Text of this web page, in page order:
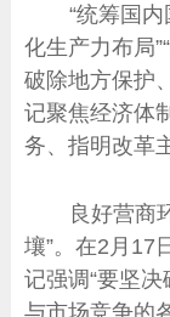
“统筹国
化生产力布局
破除地方保护
记聚焦经济体
务、指明改革
良好营商
壤”。在2月17
记强调“要坚
与市场竞争的